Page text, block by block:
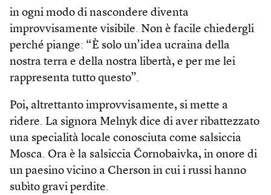
in ogni modo di nascondere diventa
improvvisamente visibile. Non è facile chiedergli
perché piange: “È solo un’idea ucraina della
nostra terra e della nostra libertà, e per me lei
rappresenta tutto questo”.
Poi, altrettanto improvvisamente, si mette a
ridere. La signora Melnyk dice di aver ribattezzato
una specialità locale conosciuta come salsiccia
Mosca. Ora è la salsiccia Čornobaivka, in onore di
un paesino vicino a Cherson in cui i russi hanno
subìto gravi perdite.